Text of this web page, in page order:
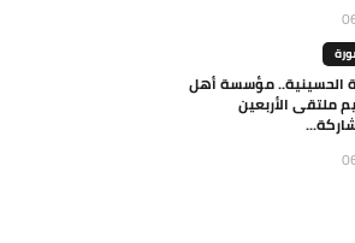
الحسينية.. مؤسسة أهل
ملتقى الأربعين